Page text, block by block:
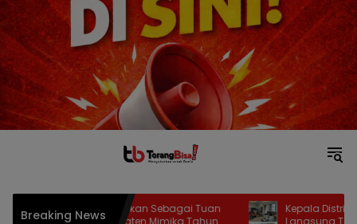
Breaking News
Wania Ditetapkan Sebagai Tuan
MTQ Kabupaten Mimika Tahun
Kepala Distrik Mimika
Langsung Tertibkan